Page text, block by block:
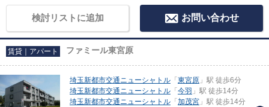
検討リストに追加 お問い合わせ
賃貸｜アパート ファミール東宮原
埼玉新都市交通ニューシャトル 「 東宮原 」駅 徒歩6分
埼玉新都市交通ニューシャトル 「 今羽 」駅 徒歩14分
埼玉新都市交通ニューシャトル 「 加茂宮 」駅 徒歩14分